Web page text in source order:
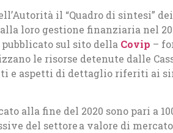
il “Quadro di sintesi”
loro gestione finanziaria nel
sul sito della Covip –
le risorse detenute dalle
e aspetti di dettaglio riferiti ai
alla fine del 2020 sono pari a
del settore a valore di